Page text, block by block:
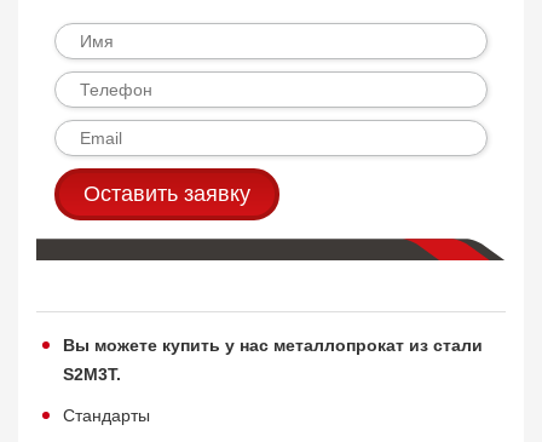
Оставить заявку
Вы можете купить у нас металлопрокат из стали
S2M3T.
Стандарты